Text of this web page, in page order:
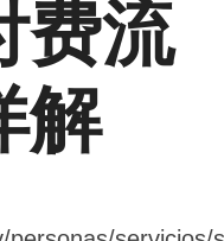
费流
解